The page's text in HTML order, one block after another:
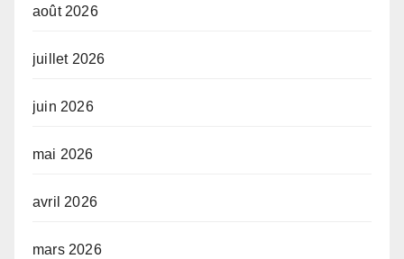
août 2026
juillet 2026
juin 2026
mai 2026
avril 2026
mars 2026